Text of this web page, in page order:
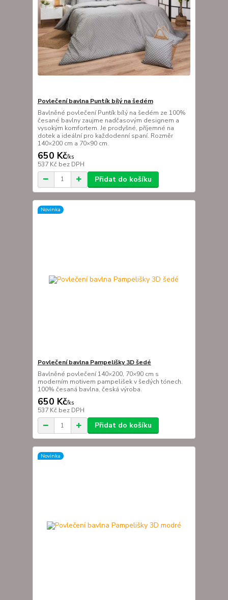
Povlečení bavlna Puntík bílý na šedém
Bavlněné povlečení Puntík bílý na šedém ze 100%
česané bavlny zaujme nadčasovým designem a
vysokým komfortem. Je prodyšné, příjemné na
dotek a ideální pro každodenní spaní. Rozměr
140×200 cm a 70×90 cm.
650 Kč/ks
537 Kč bez DPH
Přidat do košíku
Novinka
Povlečení bavlna Pampelišky 3D šedé
Bavlněné povlečení 140×200, 70×90 cm s
moderním motivem pampelišek v šedých tónech.
100% česaná bavlna, česká výroba.
650 Kč/ks
537 Kč bez DPH
Přidat do košíku
Novinka